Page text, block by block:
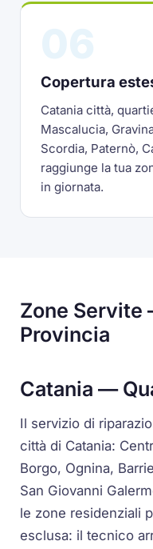
Copertura
Catania città,
Mascalucia,
Scordia, Paternò,
raggiunge la tua
in giornata.
Zone Servite
Provincia
Catania —
Il servizio di
città di Catania:
Borgo, Ognina,
San Giovanni
le zone residenziali
esclusa: il tecnico